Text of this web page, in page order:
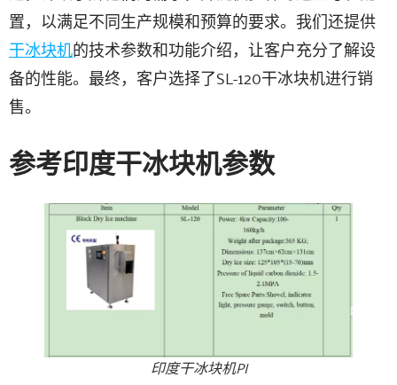
置，以满足不同生产规模和预算的要求。我们还提供
干冰块机的技术参数和功能介绍，让客户充分了解设
备的性能。最终，客户选择了SL-120干冰块机进行销
售。
参考印度干冰块机参数
印度干冰块机PI